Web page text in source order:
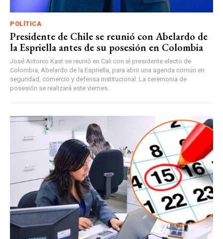
POLÍTICA
Presidente de Chile se reunió con Abelardo de
la Espriella antes de su posesión en Colombia
José Antonio Kast se reunió en Cali con el presidente electo de
Colombia, Abelardo de la Espriella, para abrir una agenda común en
seguridad, comercio y defensa institucional. La ceremonia de
posesión se realizará este viernes.